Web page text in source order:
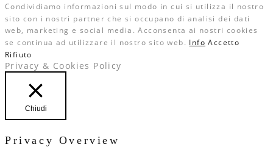
Condividiamo informazioni sul modo in cui si utilizza il nostro
sito con i nostri partner che si occupano di analisi dei dati
web, marketing e social media. Acconsenta ai nostri cookies
se continua ad utilizzare il nostro sito web. Info Accetto
Rifiuto
Privacy & Cookies Policy
Chiudi
Privacy Overview